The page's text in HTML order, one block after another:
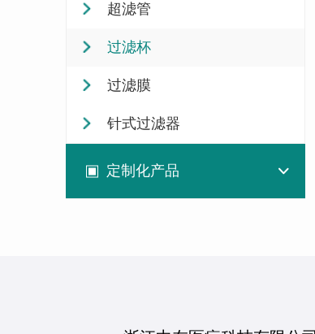
超滤管
过滤杯
过滤膜
针式过滤器
定制化产品